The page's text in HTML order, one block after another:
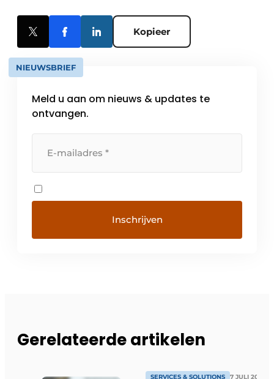
Kopieer
NIEUWSBRIEF
Meld u aan om nieuws & updates te
ontvangen.
Gerelateerde artikelen
SERVICES & SOLUTIONS 7 JULI 2026